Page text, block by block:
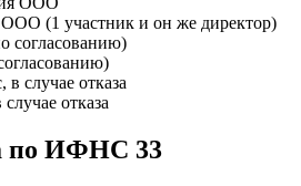
ООО (1 участник и он же директор)
отказа
по ИФНС 33